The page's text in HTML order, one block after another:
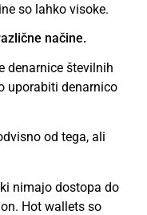
so lahko visoke.
načine.
denarnice številnih
uporabiti denarnico
od tega, ali
nimajo dostopa do
Hot wallets so